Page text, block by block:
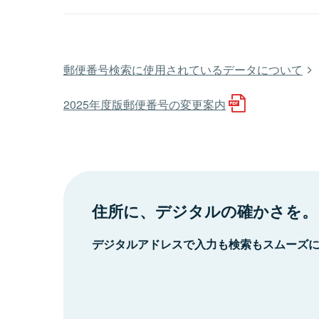
郵便番号検索に使用されているデータについて
2025年度版郵便番号の変更案内
住所に、デジタルの確かさを。
デジタルアドレスで入力も検索もスムーズ